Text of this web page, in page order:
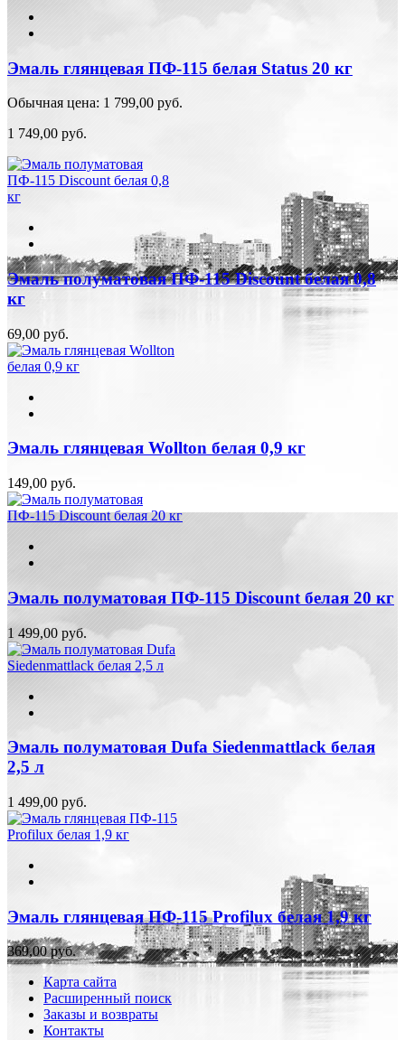
Эмаль глянцевая ПФ-115 белая Status 20 кг
Обычная цена: 1 799,00 руб.
1 749,00 руб.
Эмаль полуматовая ПФ-115 Discount белая 0,8
кг
69,00 руб.
Эмаль глянцевая Wollton белая 0,9 кг
149,00 руб.
Эмаль полуматовая ПФ-115 Discount белая 20 кг
1 499,00 руб.
Эмаль полуматовая Dufa Siedenmattlack белая
2,5 л
1 499,00 руб.
Эмаль глянцевая ПФ-115 Profilux белая 1,9 кг
369,00 руб.
Карта сайта
Расширенный поиск
Заказы и возвраты
Контакты